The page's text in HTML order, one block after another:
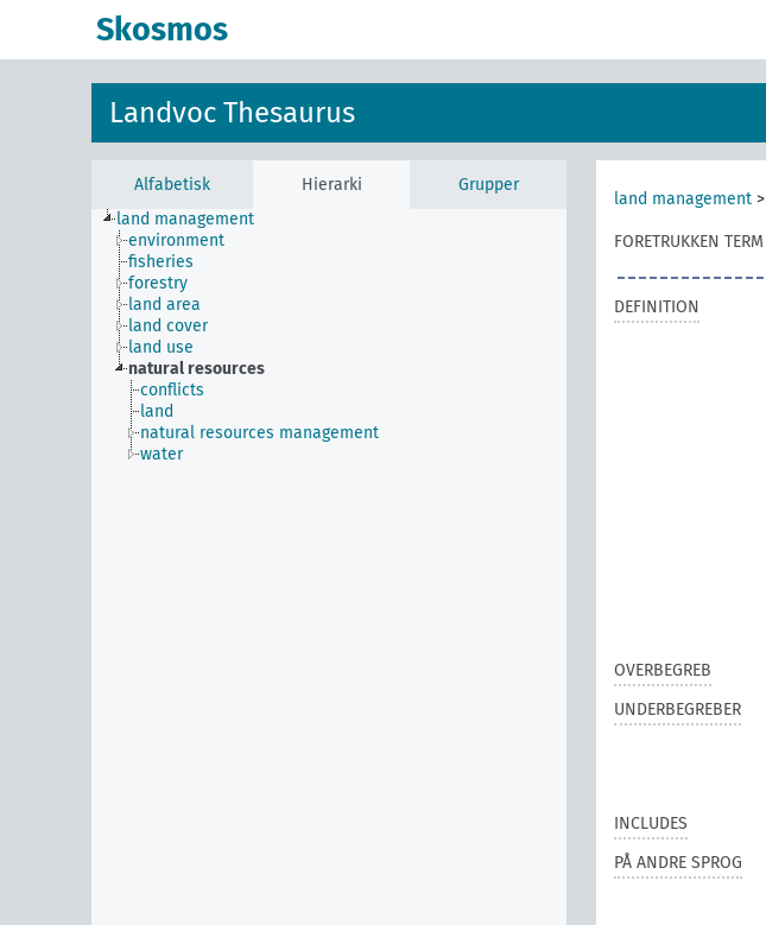
Skosmos
Landvoc Thesaurus
Alfabetisk Hierarki
Grupper
land management
environment
fisheries
forestry
land area
land cover
land use
natural resources
conflicts
land
natural resources management
water
land management >
FORETRUKKEN TERM
DEFINITION
OVERBEGREB
UNDERBEGREBER
INCLUDES
PÅ ANDRE SPROG